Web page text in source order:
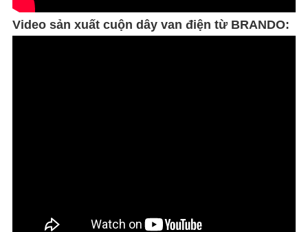
Video sản xuất cuộn dây van điện từ BRANDO: